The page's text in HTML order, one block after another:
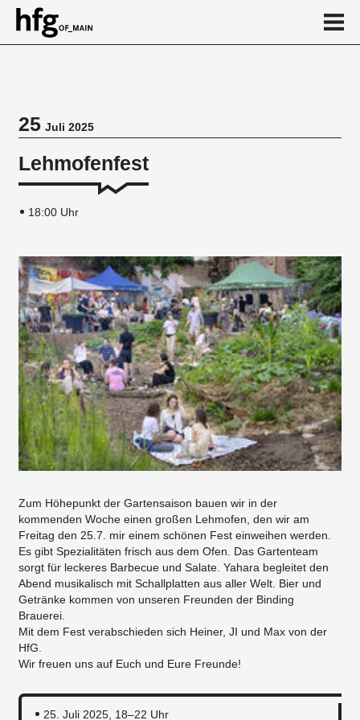
25Juli 2025
Lehmofenfest
18:00 Uhr
Zum Höhepunkt der Gartensaison bauen wir in der
kommenden Woche einen großen Lehmofen, den wir am
Freitag den 25.7. mir einem schönen Fest einweihen werden.
Es gibt Spezialitäten frisch aus dem Ofen. Das Gartenteam
sorgt für leckeres Barbecue und Salate. Yahara begleitet den
Abend musikalisch mit Schallplatten aus aller Welt. Bier und
Getränke kommen von unseren Freunden der Binding
Brauerei.
Mit dem Fest verabschieden sich Heiner, JI und Max von der
HfG.
Wir freuen uns auf Euch und Eure Freunde!
25. Juli 2025, 18–22 Uhr